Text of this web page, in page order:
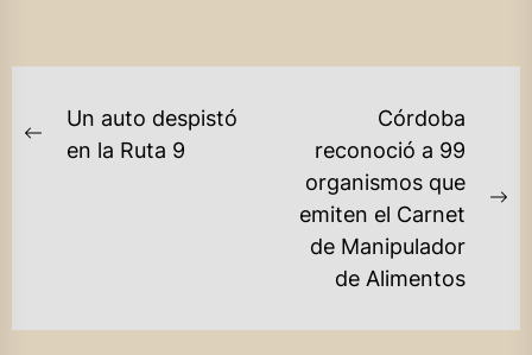
NAVEGACIÓN
Previous
Un auto despistó
en la Ruta 9
Córdoba
reconoció a 99
organismos que
emiten el Carnet
de Manipulador
de Alimentos